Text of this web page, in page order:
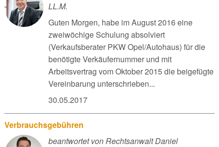
LL.M.
Guten Morgen, habe im August 2016 eine
zweiwöchige Schulung absolviert
(Verkaufsberater PKW Opel/Autohaus) für die
benötigte Verkäufernummer und mit
Arbeitsvertrag vom Oktober 2015 die beigefügte
Vereinbarung unterschrieben...
30.05.2017
Verbrauchsgebühren
beantwortet von Rechtsanwalt Daniel